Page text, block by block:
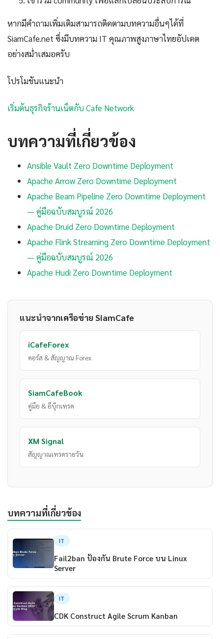
หากมีคำถามเพิ่มเติมสามารถติดตามบทความอื่นๆได้ที่
SiamCafe.net ซึ่งมีบทความ IT คุณภาพสูงภาษาไทยอัปเดต
อย่างสม่ำเสมอครับ
โปรโมชันแนะนำ
เริ่มต้นธุรกิจร้านเน็ตกับ Cafe Network
บทความที่เกี่ยวข้อง
Ansible Vault Zero Downtime Deployment
Apache Arrow Zero Downtime Deployment
Apache Beam Pipeline Zero Downtime Deployment
— คู่มือฉบับสมบูรณ์ 2026
Apache Druid Zero Downtime Deployment
Apache Flink Streaming Zero Downtime Deployment
— คู่มือฉบับสมบูรณ์ 2026
Apache Hudi Zero Downtime Deployment
แนะนำจากเครือข่าย SiamCafe
iCafeForex
คอร์ส & สัญญาณ Forex
SiamCafeBook
คู่มือ & อีบุ๊กเทรด
XM Signal
สัญญาณเทรดรายวัน
บทความที่เกี่ยวข้อง
IT
Fail2ban ป้องกัน Brute Force บน Linux
Server
IT
CDK Construct Agile Scrum Kanban